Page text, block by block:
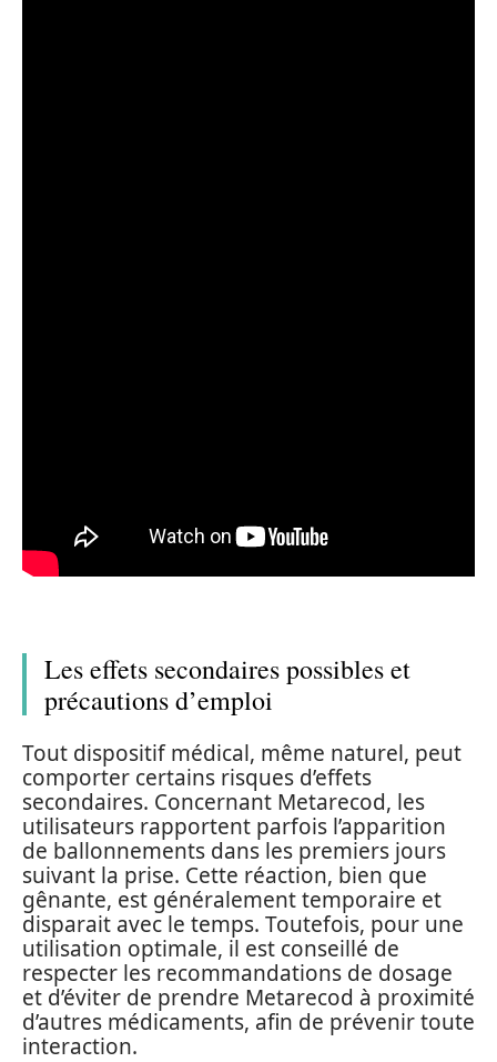
Les effets secondaires possibles et
précautions d’emploi
Tout dispositif médical, même naturel, peut
comporter certains risques d’effets
secondaires. Concernant Metarecod, les
utilisateurs rapportent parfois l’apparition
de ballonnements dans les premiers jours
suivant la prise. Cette réaction, bien que
gênante, est généralement temporaire et
disparait avec le temps. Toutefois, pour une
utilisation optimale, il est conseillé de
respecter les recommandations de dosage
et d’éviter de prendre Metarecod à proximité
d’autres médicaments, afin de prévenir toute
interaction.